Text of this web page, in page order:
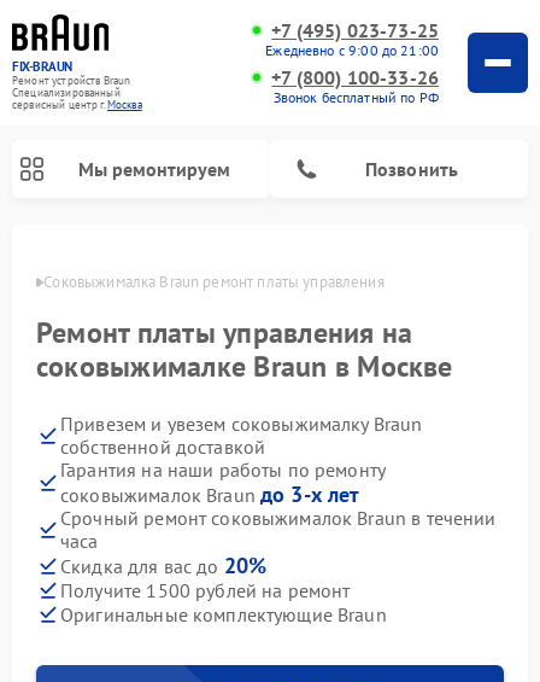
FIX-BRAUN
Ремонт устройств Braun
Специализированный
cервисный центр г.Москва
+7 (495) 023-73-25
Ежедневно с 9:00 до 21:00
+7 (800) 100-33-26
Звонок бесплатный по РФ
Мы ремонтируем Позвонить
Соковыжималка Braun ремонт платы управления
Ремонт платы управления на
соковыжималке Braun в Москве
Привезем и увезем соковыжималку Braun
собственной доставкой
Гарантия на наши работы по ремонту
соковыжималок Braunдо 3-х лет
Срочный ремонт соковыжималок Braun в течении
часа
Скидка для вас до 20%
Получите 1500 рублей на ремонт
Оригинальные комплектующие Braun